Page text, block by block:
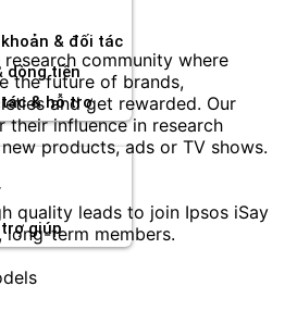
& đối tác
dòng tiền
& hỗ trợ
giúp
community where
the future of brands,
and get rewarded. Our
their influence in research
products, ads or TV shows.
quality leads to join Ipsos iSay
long-term members.